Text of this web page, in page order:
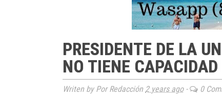
PRESIDENTE DE LA
NO TIENE
Writen by Por Redacción 2 years ago- 0